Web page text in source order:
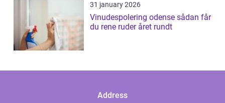
31 january 2026
Vinudespolering odense sådan får
du rene ruder året rundt
Address